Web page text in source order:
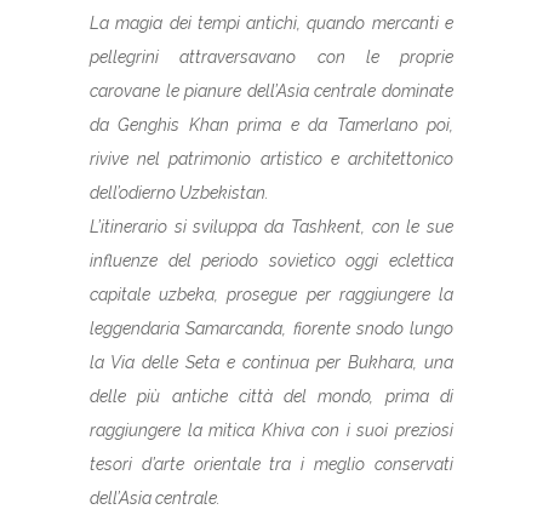
La magia dei tempi antichi, quando mercanti e
pellegrini attraversavano con le proprie
carovane le pianure dell’Asia centrale dominate
da Genghis Khan prima e da Tamerlano poi,
rivive nel patrimonio artistico e architettonico
dell’odierno Uzbekistan.
L’itinerario si sviluppa da Tashkent, con le sue
influenze del periodo sovietico oggi eclettica
capitale uzbeka, prosegue per raggiungere la
leggendaria Samarcanda, fiorente snodo lungo
la Via delle Seta e continua per Bukhara, una
delle più antiche città del mondo, prima di
raggiungere la mitica Khiva con i suoi preziosi
tesori d’arte orientale tra i meglio conservati
dell’Asia centrale.